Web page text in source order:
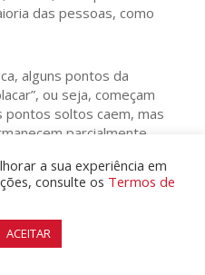
das pessoas, como
alguns pontos da
ou seja, começam
pontos soltos caem, mas
parcialmente
os usuários e
algum ponto solto na
a sua experiência em
consulte os Termos de
ACEITAR